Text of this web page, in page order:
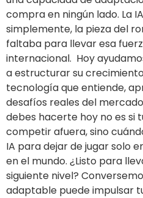
compra en ningún lado. La
simplemente, la pieza del
faltaba para llevar esa
internacional. Hoy
a estructurar su
tecnología que entiende,
desafíos reales del
debes hacerte hoy no es si
competir afuera, sino
IA para dejar de jugar solo
en el mundo. ¿Listo para
siguiente nivel?
adaptable puede impulsar